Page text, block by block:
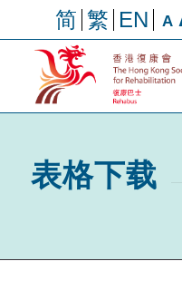
简 繁 EN A
表格下载